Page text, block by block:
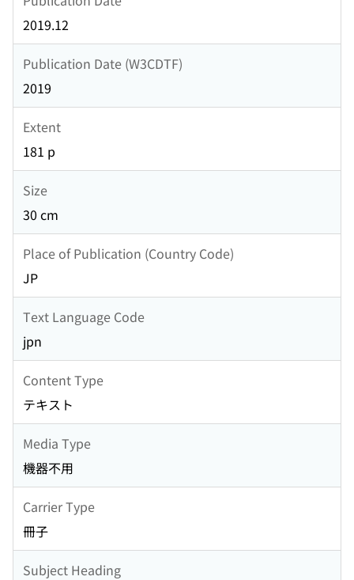
2019.12
Publication Date (W3CDTF)
2019
Extent
181 p
Size
30 cm
Place of Publication (Country Code)
JP
Text Language Code
jpn
Content Type
テキスト
Media Type
機器不用
Carrier Type
冊子
Subject Heading